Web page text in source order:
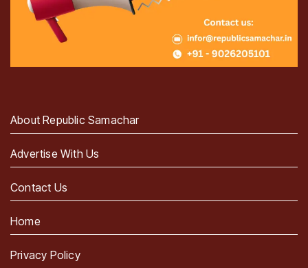
About Republic Samachar
Advertise With Us
Contact Us
Home
Privacy Policy